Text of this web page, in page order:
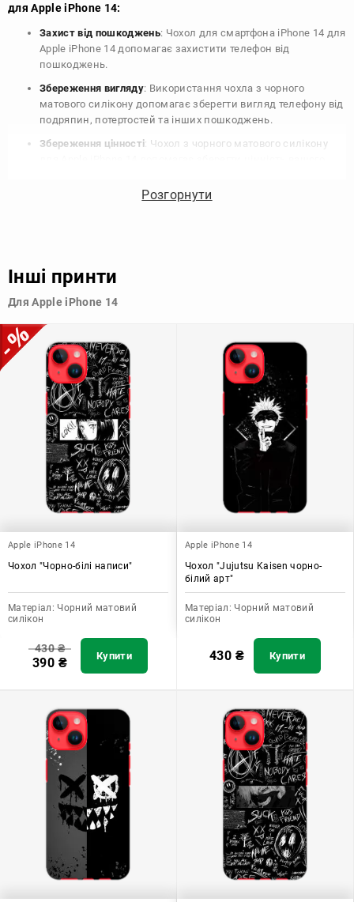
для Apple iPhone 14:
Захист від пошкоджень: Чохол для смартфона iPhone 14 для
Apple iPhone 14 допомагає захистити телефон від
пошкоджень.
Збереження вигляду: Використання чохла з чорного
матового силікону допомагає зберегти вигляд телефону від
подряпин, потертостей та інших пошкоджень.
Збереження цінності: Чохол з чорного матового силікону
продати свій пристрій в майбутньому.
Узагалі, чохол для телефону - це дуже корисний аксесуар, який
допомагає захистити ваш пристрій, зберегти його цінність і
Розгорнути
Інші принти
Для Apple iPhone 14
Apple iPhone 14
Чохол "Чорно-білі написи"
Матеріал: Чорний матовий
силікон
430₴
390 ₴ Купити
Apple iPhone 14
Чохол "Jujutsu Kaisen чорно-
білий арт"
Матеріал: Чорний матовий
силікон
430 ₴ Купити